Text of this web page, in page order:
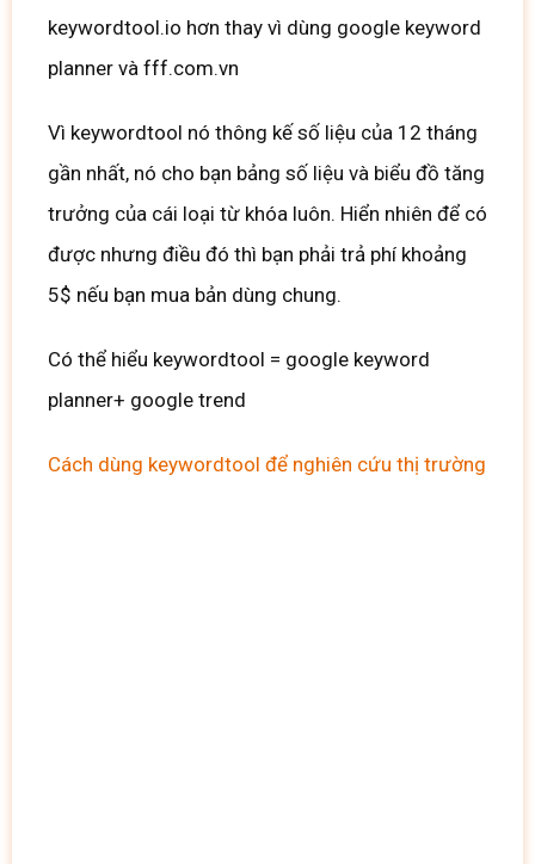
keywordtool.io hơn thay vì dùng google keyword
planner và fff.com.vn
Vì keywordtool nó thông kế số liệu của 12 tháng
gần nhất, nó cho bạn bảng số liệu và biểu đồ tăng
trưởng của cái loại từ khóa luôn. Hiển nhiên để có
được nhưng điều đó thì bạn phải trả phí khoảng
5$ nếu bạn mua bản dùng chung.
Có thể hiểu keywordtool = google keyword
planner+ google trend
Cách dùng keywordtool để nghiên cứu thị trường